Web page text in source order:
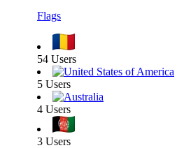
Flags
54 Users
5 Users
4 Users
3 Users